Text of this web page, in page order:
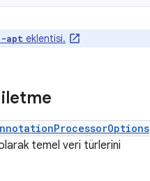
apt eklentisi.
iletme
temel veri türlerini